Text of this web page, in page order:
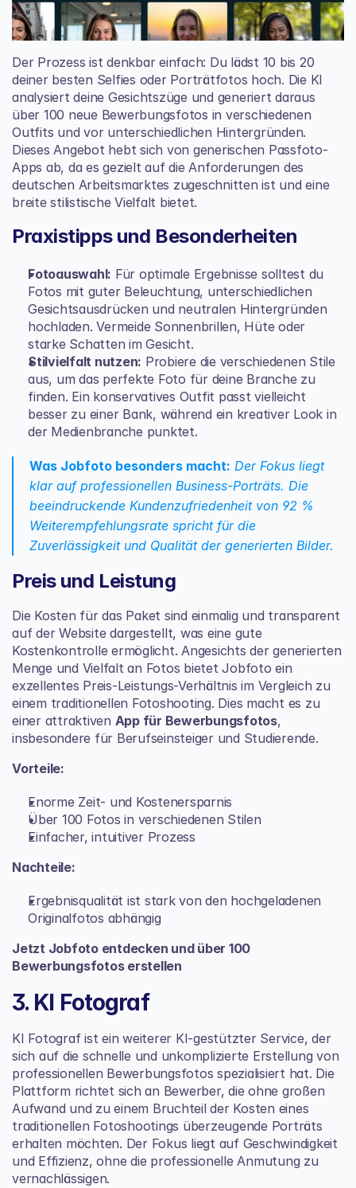
Der Prozess ist denkbar einfach: Du lädst 10 bis 20
deiner besten Selfies oder Porträtfotos hoch. Die KI
analysiert deine Gesichtszüge und generiert daraus
über 100 neue Bewerbungsfotos in verschiedenen
Outfits und vor unterschiedlichen Hintergründen.
Dieses Angebot hebt sich von generischen Passfoto-
Apps ab, da es gezielt auf die Anforderungen des
deutschen Arbeitsmarktes zugeschnitten ist und eine
breite stilistische Vielfalt bietet.
Praxistipps und Besonderheiten
Fotoauswahl: Für optimale Ergebnisse solltest du
Fotos mit guter Beleuchtung, unterschiedlichen
Gesichtsausdrücken und neutralen Hintergründen
hochladen. Vermeide Sonnenbrillen, Hüte oder
starke Schatten im Gesicht.
Stilvielfalt nutzen: Probiere die verschiedenen Stile
aus, um das perfekte Foto für deine Branche zu
finden. Ein konservatives Outfit passt vielleicht
besser zu einer Bank, während ein kreativer Look in
der Medienbranche punktet.
Was Jobfoto besonders macht: Der Fokus liegt
klar auf professionellen Business-Porträts. Die
beeindruckende Kundenzufriedenheit von 92 %
Weiterempfehlungsrate spricht für die
Zuverlässigkeit und Qualität der generierten Bilder.
Preis und Leistung
Die Kosten für das Paket sind einmalig und transparent
auf der Website dargestellt, was eine gute
Kostenkontrolle ermöglicht. Angesichts der generierten
Menge und Vielfalt an Fotos bietet Jobfoto ein
exzellentes Preis-Leistungs-Verhältnis im Vergleich zu
einem traditionellen Fotoshooting. Dies macht es zu
einer attraktiven App für Bewerbungsfotos,
insbesondere für Berufseinsteiger und Studierende.
Vorteile:
Enorme Zeit- und Kostenersparnis
Über 100 Fotos in verschiedenen Stilen
Einfacher, intuitiver Prozess
Nachteile:
Ergebnisqualität ist stark von den hochgeladenen
Originalfotos abhängig
Jetzt Jobfoto entdecken und über 100
Bewerbungsfotos erstellen
3. KI Fotograf
KI Fotograf ist ein weiterer KI-gestützter Service, der
sich auf die schnelle und unkomplizierte Erstellung von
professionellen Bewerbungsfotos spezialisiert hat. Die
Plattform richtet sich an Bewerber, die ohne großen
Aufwand und zu einem Bruchteil der Kosten eines
traditionellen Fotoshootings überzeugende Porträts
erhalten möchten. Der Fokus liegt auf Geschwindigkeit
und Effizienz, ohne die professionelle Anmutung zu
vernachlässigen.